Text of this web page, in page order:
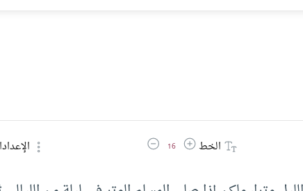
الخطزيادة حجم الخط
16 تقليل حجم الخط